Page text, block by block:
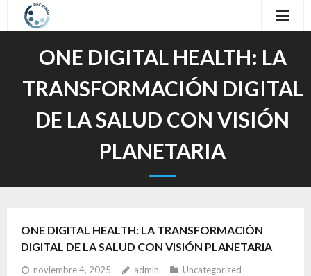
Sobre nosotros
Nuestro Trabajo
Oferta Formativa
ONE DIGITAL HEALTH: LA
TRANSFORMACIÓN DIGITAL
DE LA SALUD CON VISIÓN
PLANETARIA
ONE DIGITAL HEALTH: LA TRANSFORMACIÓN
DIGITAL DE LA SALUD CON VISIÓN PLANETARIA
noviembre 4, 2025 admin Uncategorized